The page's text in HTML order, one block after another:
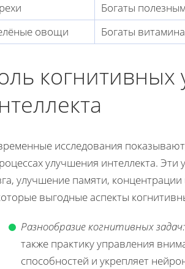
Богаты
овощи
Богаты
исследования
улучшения интеллекта.
улучшение памяти,
выгодные аспекты
Разнообразие когнитивных задач:
также практику управления
способностей и укрепляет